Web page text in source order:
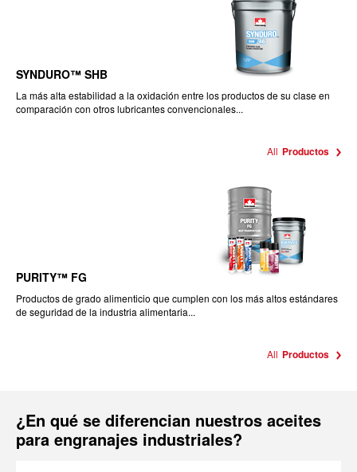
SYNDURO™ SHB
La más alta estabilidad a la oxidación entre los productos de su clase en
comparación con otros lubricantes convencionales...
All Productos
PURITY™ FG
Productos de grado alimenticio que cumplen con los más altos estándares
de seguridad de la industria alimentaria...
All Productos
¿En qué se diferencian nuestros aceites
para engranajes industriales?